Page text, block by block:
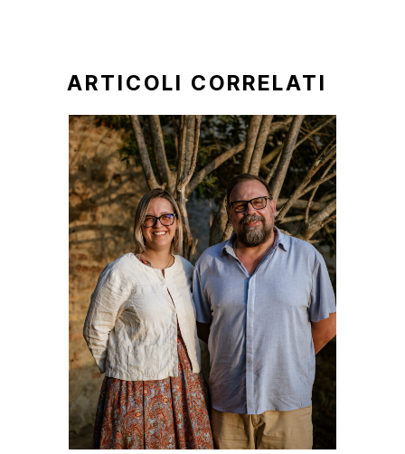
ARTICOLI CORRELATI